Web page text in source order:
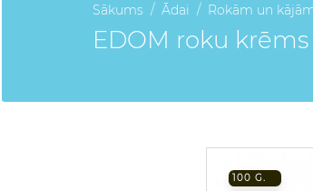
Sākums Ādai Rokām un
EDOM roku
100 G.